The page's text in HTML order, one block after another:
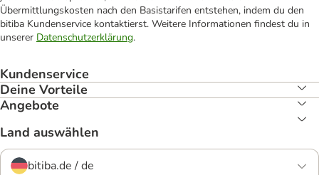
Übermittlungskosten nach den Basistarifen entstehen, indem du den
bitiba Kundenservice kontaktierst. Weitere Informationen findest du in
unserer Datenschutzerklärung.
Kundenservice
Deine Vorteile
Angebote
Land auswählen
bitiba.de / de